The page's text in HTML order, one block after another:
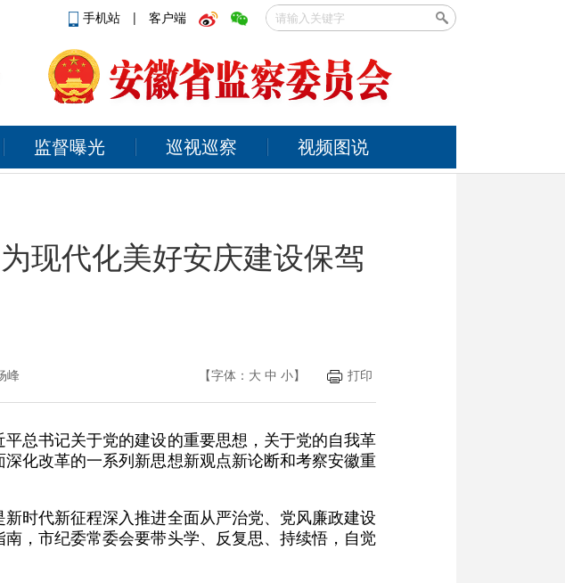
手机站 | 客户端
监督曝光 巡视巡察 视频图说
现代化美好安庆建设保驾
峰 【字体： 大 中 小】 打印
总书记关于党的建设的重要思想，关于党的自我革
化改革的一系列新思想新观点新论断和考察安徽重
时代新征程深入推进全面从严治党、党风廉政建设
，市纪委常委会要带头学、反复思、持续悟，自觉